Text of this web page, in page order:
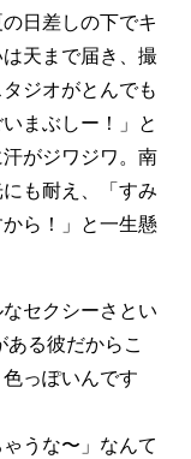
日差しの下でキ
天まで届き、撮
ジオがとんでも
まぶしー！」と
がジワジワ。南
も耐え、「すみ
ら！」と一生懸
セクシーさとい
る彼だからこ
っぽいんです
うな〜」なんて